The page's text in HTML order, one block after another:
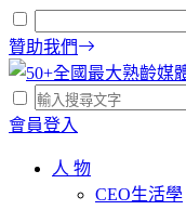
贊助我們
會員登入
人 物
CEO生活學